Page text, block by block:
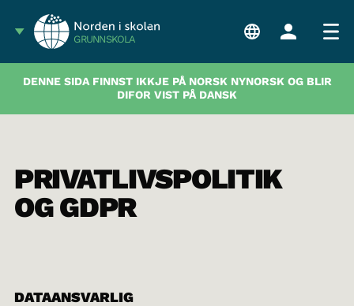
GRUNNSKOLA
DENNE SIDA FINNST IKKJE PÅ NORSK NYNORSK OG BLIR
DIFOR VIST PÅ DANSK
PRIVATLIVSPOLITIK
OG GDPR
DATAANSVARLIG